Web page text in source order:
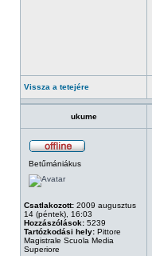
Vissza a tetejére
ukume
Betűmániákus
Csatlakozott: 2009 augusztus
14 (péntek), 16:03
Hozzászólások: 5239
Tartózkodási hely: Pittore
Magistrale Scuola Media
Superiore